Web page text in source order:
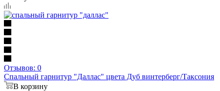
Отзывов: 0
Спальный гарнитур "Даллас" цвета Дуб винтерберг/Таксония
В корзину